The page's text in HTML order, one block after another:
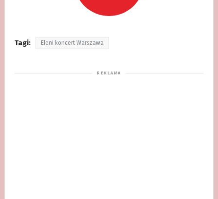
Tagi: Eleni koncert Warszawa